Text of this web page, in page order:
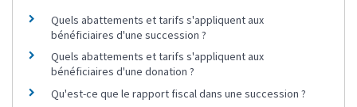
Quels abattements et tarifs s'appliquent aux
bénéficiaires d'une succession ?
Quels abattements et tarifs s'appliquent aux
bénéficiaires d'une donation ?
Qu'est-ce que le rapport fiscal dans une succession ?